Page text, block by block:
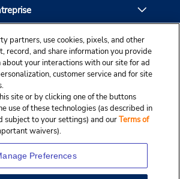
partners, use cookies, pixels, and other
record, and share information you provide
your interactions with our site for ad
customer service and for site
site or by clicking one of the buttons
use of these technologies (as described in
subject to your settings) and ourTerms of
waivers).
Preferences